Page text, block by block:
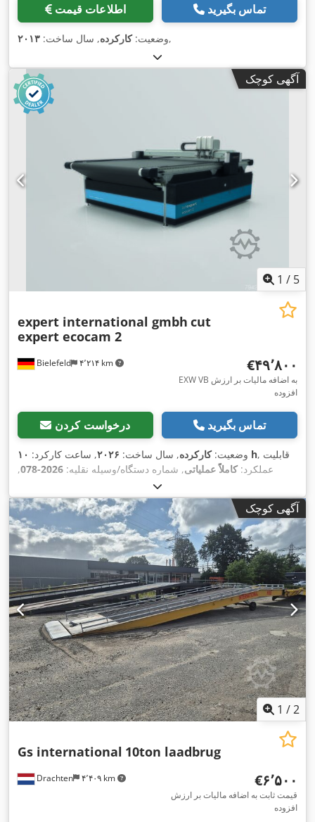
اطلاعات قیمت تماس بگیرید
وضعیت:کارکرده, سال ساخت: ۲۰۱۳ ,
آگهی کوچک
1 / 5
Bielefeld ۴٬۲۱۴ km
expert international gmbh cut
expert ecocam 2
‎€۴۹٬۸۰۰
EXW VB به اضافه مالیات بر ارزش
افزوده
درخواست کردن تماس بگیرید
وضعیت:کارکرده, سال ساخت: ۲۰۲۶, ساعت کارکرد: ۱۰ h, قابلیت
عملکرد:کاملاً عملیاتی, شماره دستگاه/وسیله نقلیه: 2026-078
,
, ارتفاع کاری:
برش:۱٬۶۰۰ میلی‌متر , تعداد جایگاه‌ها در مگزین ابزار:۲ ,
آگهی کوچک
1 /2
Drachten ۴٬۴۰۹ km
Gs international 10ton laadbrug
‎€۶٬۵۰۰
قیمت ثابت به اضافه مالیات بر ارزش
افزوده